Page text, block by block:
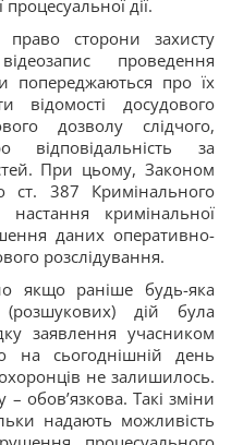
процесуальної дії.
сторони захисту
проведення
попереджаються про їх
відомості досудового
дозволу слідчого,
за
При цьому, Законом
ст. 387 Кримінального
кримінальної
даних оперативно-
розслідування.
якщо раніше будь-яка
(розшукових) дій була
заявлення учасником
на сьогоднішній день
не залишилось.
– обов’язкова. Такі зміни
надають можливість